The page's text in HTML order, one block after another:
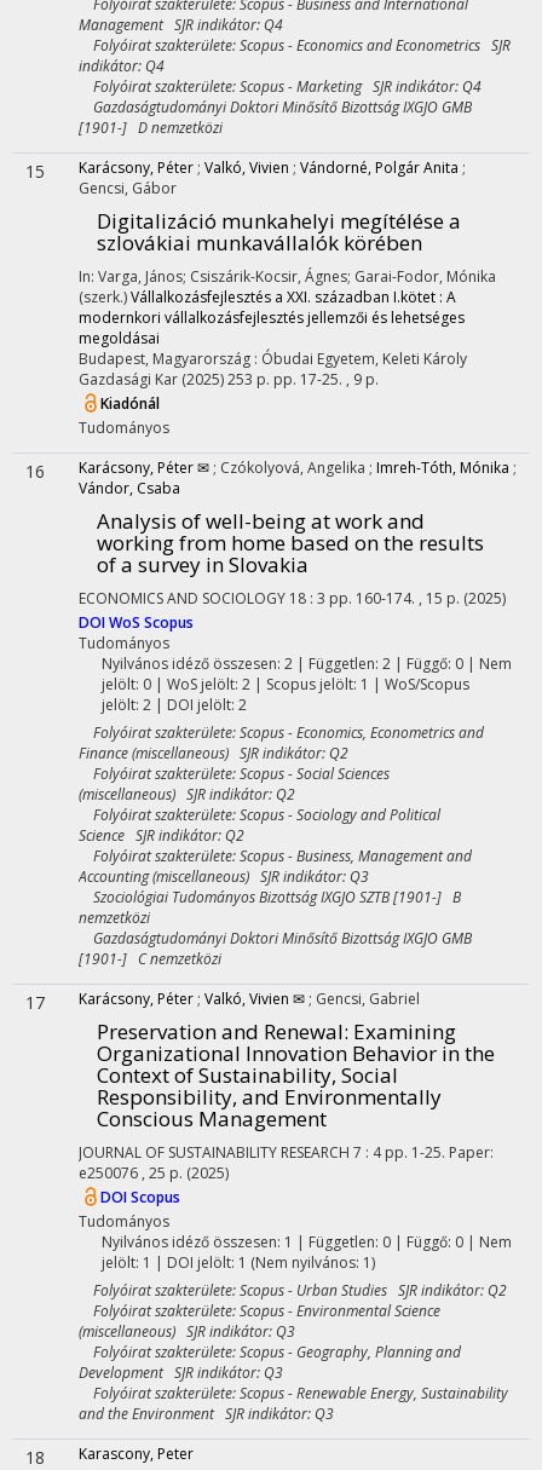
Folyóirat szakterülete: Scopus - Business and International
Management SJR indikátor: Q4
Folyóirat szakterülete: Scopus - Economics and Econometrics SJR
indikátor: Q4
Folyóirat szakterülete: Scopus - Marketing SJR indikátor: Q4
Gazdaságtudományi Doktori Minősítő Bizottság IXGJO GMB
[1901-] D nemzetközi
15 Karácsony, Péter ; Valkó, Vivien ; Vándorné, Polgár Anita ;
Gencsi, Gábor
Digitalizáció munkahelyi megítélése a
szlovákiai munkavállalók körében
In: Varga, János; Csiszárik-Kocsir, Ágnes; Garai-Fodor, Mónika
(szerk.)Vállalkozásfejlesztés a XXI. században I.kötet : A
modernkori vállalkozásfejlesztés jellemzői és lehetséges
megoldásai
Budapest, Magyarország : Óbudai Egyetem, Keleti Károly
Gazdasági Kar (2025)253 p. pp. 17-25. , 9 p.
Kiadónál
Tudományos
16 Karácsony, Péter ✉ ; Czókolyová, Angelika ; Imreh-Tóth, Mónika ;
Vándor, Csaba
Analysis of well-being at work and
working from home based on the results
of a survey in Slovakia
ECONOMICS AND SOCIOLOGY 18 : 3 pp. 160-174. , 15 p. (2025)
DOIWoS Scopus
Tudományos
Nyilvános idéző összesen: 2| Független: 2 | Függő: 0 | Nem
jelölt: 0 | WoS jelölt: 2 | Scopus jelölt: 1 | WoS/Scopus
jelölt: 2 | DOI jelölt: 2
Folyóirat szakterülete: Scopus - Economics, Econometrics and
Finance (miscellaneous) SJR indikátor: Q2
Folyóirat szakterülete: Scopus - Social Sciences
(miscellaneous) SJR indikátor: Q2
Folyóirat szakterülete: Scopus - Sociology and Political
Science SJR indikátor: Q2
Folyóirat szakterülete: Scopus - Business, Management and
Accounting (miscellaneous) SJR indikátor: Q3
Szociológiai Tudományos Bizottság IXGJO SZTB [1901-] B
nemzetközi
Gazdaságtudományi Doktori Minősítő Bizottság IXGJO GMB
[1901-] C nemzetközi
17 Karácsony, Péter ; Valkó, Vivien ✉ ; Gencsi, Gabriel
Preservation and Renewal: Examining
Organizational Innovation Behavior in the
Context of Sustainability, Social
Responsibility, and Environmentally
Conscious Management
JOURNAL OF SUSTAINABILITY RESEARCH 7 : 4 pp. 1-25. Paper:
e250076 , 25 p. (2025)
DOIScopus
Tudományos
Nyilvános idéző összesen: 1 | Független: 0 | Függő: 0 | Nem
jelölt: 1 | DOI jelölt: 1 (Nem nyilvános: 1)
Folyóirat szakterülete: Scopus - Urban Studies SJR indikátor: Q2
Folyóirat szakterülete: Scopus - Environmental Science
(miscellaneous) SJR indikátor: Q3
Folyóirat szakterülete: Scopus - Geography, Planning and
Development SJR indikátor: Q3
Folyóirat szakterülete: Scopus - Renewable Energy, Sustainability
and the Environment SJR indikátor: Q3
18 Karascony, Peter